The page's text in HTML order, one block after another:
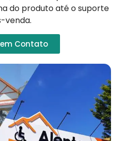
do produto até o suporte
venda.
Contato